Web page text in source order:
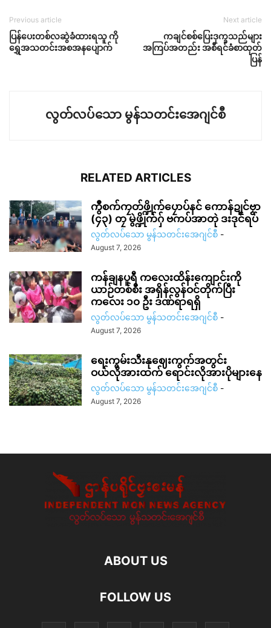
Previous article
ပြန်ပေးတစ်လဆွဲခံထားရသူ ကို
ရွှေအသတင်းအစအနပျောက်
Next article
ကချင်စစ်ပြေးဒုက္ခသည်များ
အကြပ်အတည်း အစီရင်ခံစာထုတ်
ပြန်
လွတ်လပ်သော မွန်သတင်းအေဂျင်စီ
RELATED ARTICLES
ကွဳစက်ကၠတ်ဖ္ဍိုက်ပၠောပ်နင် ကောန်ဍုင်ဗၟာ
(၄၃) တၠ မွဲဖ္ဍိုက်ဂှ် ဗကပ်အာတုဲ ဒးဒုင်ရပ်
လွတ်လပ်သော မွန်သတင်းအေဂျင်စီ -
August 7, 2026
ကန်ချနပူရီ ကလေးထိန်းကျောင်းကို
ယာဉ်တစ်စီး အရှိန်လွန်ဝင်တိုက်ပြီး
ကလေး ၁၀ ဦး ဒဏ်ရာရရှိ
လွတ်လပ်သော မွန်သတင်းအေဂျင်စီ -
August 7, 2026
ရေးကွမ်းသီးနုဈေးကွက်အတွင်း
ဝယ်လိုအားထက် ရောင်းလိုအားပိုများနေ
လွတ်လပ်သော မွန်သတင်းအေဂျင်စီ -
August 7, 2026
ABOUT US
FOLLOW US